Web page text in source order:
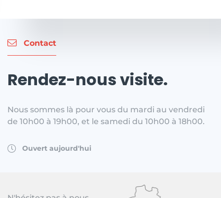
Contact
Rendez-nous visite.
Nous sommes là pour vous du mardi au vendredi
de 10h00 à 19h00, et le samedi du 10h00 à 18h00.
Ouvert aujourd'hui